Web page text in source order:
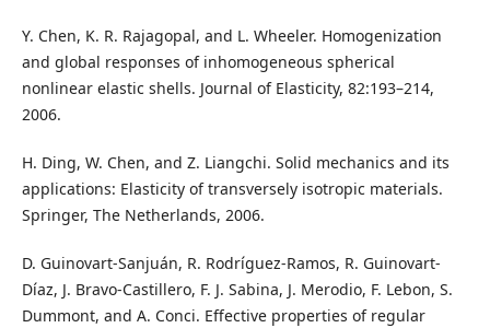
Y. Chen, K. R. Rajagopal, and L. Wheeler. Homogenization
and global responses of inhomogeneous spherical
nonlinear elastic shells. Journal of Elasticity, 82:193–214,
2006.
H. Ding, W. Chen, and Z. Liangchi. Solid mechanics and its
applications: Elasticity of transversely isotropic materials.
Springer, The Netherlands, 2006.
D. Guinovart-Sanjuán, R. Rodríguez-Ramos, R. Guinovart-
Díaz, J. Bravo-Castillero, F. J. Sabina, J. Merodio, F. Lebon, S.
Dummont, and A. Conci. Effective properties of regular